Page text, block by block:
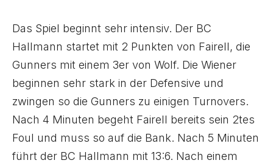
Das Spiel beginnt sehr intensiv. Der BC
Hallmann startet mit 2 Punkten von Fairell, die
Gunners mit einem 3er von Wolf. Die Wiener
beginnen sehr stark in der Defensive und
zwingen so die Gunners zu einigen Turnovers.
Nach 4 Minuten begeht Fairell bereits sein 2tes
Foul und muss so auf die Bank. Nach 5 Minuten
führt der BC Hallmann mit 13:6. Nach einem